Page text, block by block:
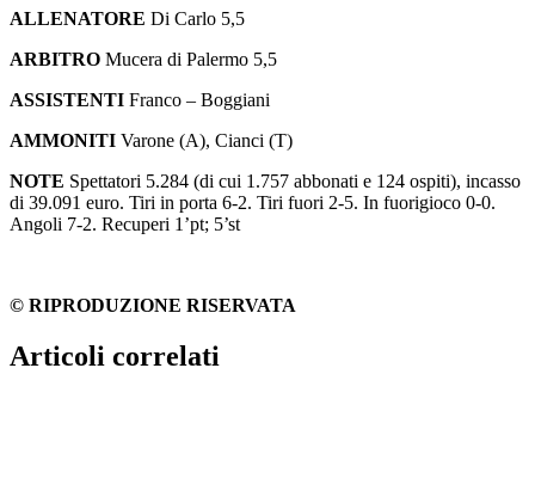
ALLENATORE Di Carlo 5,5
ARBITRO Mucera di Palermo 5,5
ASSISTENTI Franco – Boggiani
AMMONITI Varone (A), Cianci (T)
NOTE Spettatori 5.284 (di cui 1.757 abbonati e 124 ospiti), incasso
di 39.091 euro. Tiri in porta 6-2. Tiri fuori 2-5. In fuorigioco 0-0.
Angoli 7-2. Recuperi 1’pt; 5’st
© RIPRODUZIONE RISERVATA
Articoli correlati